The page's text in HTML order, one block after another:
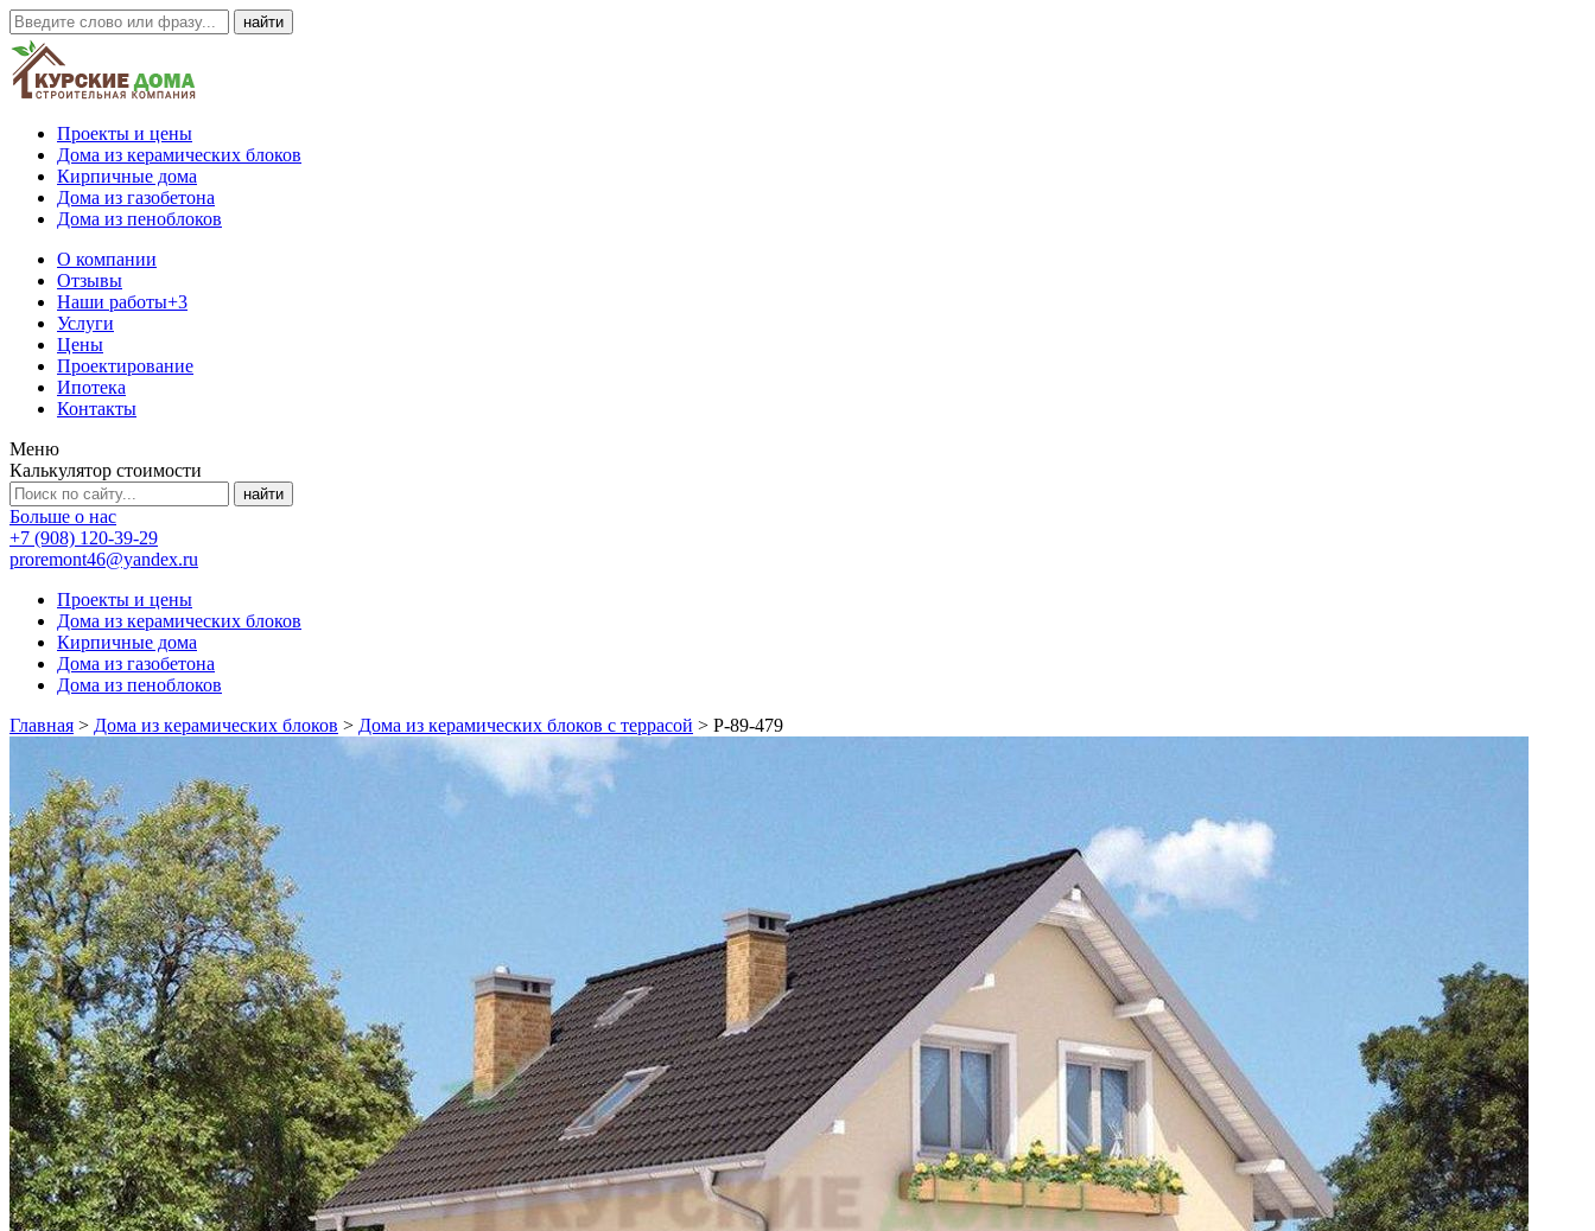
Проекты и цены
Дома из керамических блоков
Кирпичные дома
Дома из газобетона
Дома из пеноблоков
О компании
Отзывы
Наши работы+3
Услуги
Цены
Проектирование
Ипотека
Контакты
Меню
Калькулятор стоимости
Больше о нас
+7 (908) 120-39-29
proremont46@yandex.ru
Проекты и цены
Дома из керамических блоков
Кирпичные дома
Дома из газобетона
Дома из пеноблоков
Главная > Дома из керамических блоков > Дома из керамических блоков с террасой > Р-89-479